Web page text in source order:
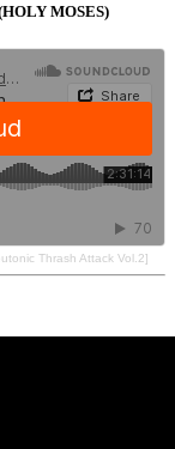
MOSES)
Thrash Attack Vol.2]